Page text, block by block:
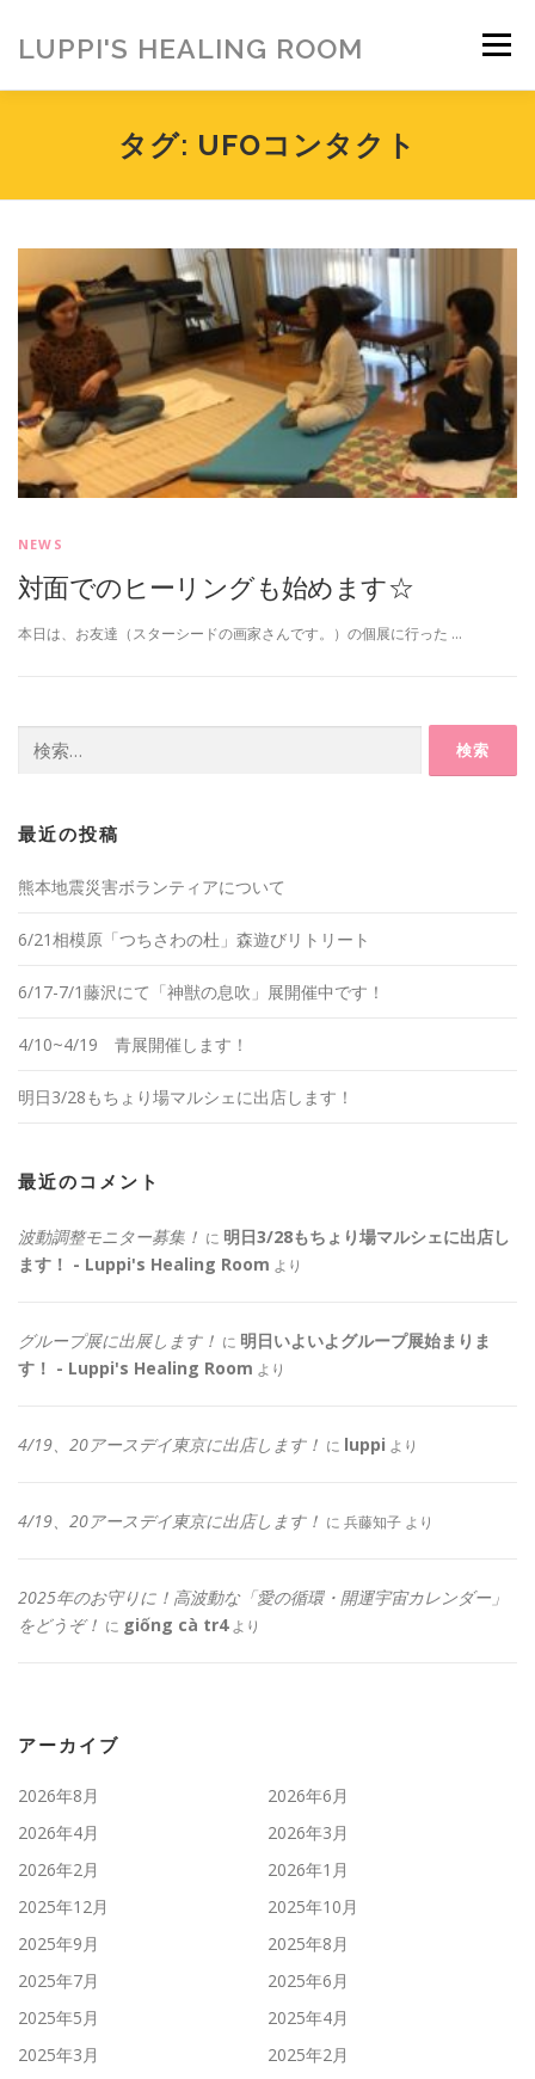
ッ
LUPPI'S HEALING ROOM メニュー
ご挨拶 MENU お客様の声
アメブロ お問い合わせ ご寄付のお願い
タグ: UFOコンタクト
NEWS
対面でのヒーリングも始めます☆
本日は、お友達（スターシードの画家さんです。）の個展に行った …
索:
最近の投稿
熊本地震災害ボランティアについて
6/21相模原「つちさわの杜」森遊びリトリート
6/17-7/1藤沢にて「神獣の息吹」展開催中です！
4/10~4/19 青展開催します！
明日3/28もちょり場マルシェに出店します！
最近のコメント
波動調整モニター募集！ に 明日3/28もちょり場マルシェに出店し
ます！ - Luppi's Healing Room より
グループ展に出展します！ に 明日いよいよグループ展始まりま
す！ - Luppi's Healing Room より
4/19、20アースデイ東京に出店します！ に luppi より
4/19、20アースデイ東京に出店します！ に 兵藤知子 より
2025年のお守りに！高波動な「愛の循環・開運宇宙カレンダー」
をどうぞ！ に giống cà tr4より
アーカイブ
2026年8月
2026年6月
2026年4月
2026年3月
2026年2月
2026年1月
2025年12月
2025年10月
2025年9月
2025年8月
2025年7月
2025年6月
2025年5月
2025年4月
2025年3月
2025年2月